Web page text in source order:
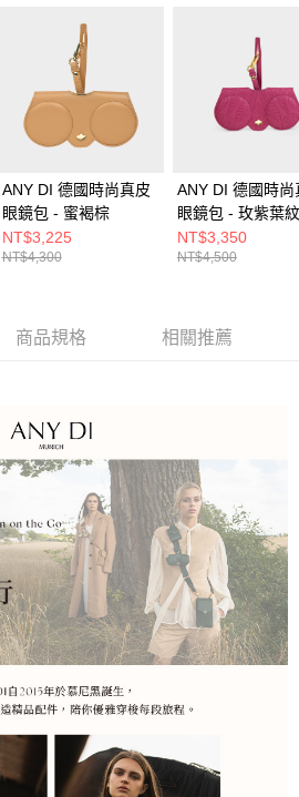
ANY DI 德國時尚真皮
眼鏡包 - 蜜褐棕
NT$3,225
NT$4,300
ANY DI 德國時尚
眼鏡包 - 玫紫葉紋
NT$3,350
NT$4,500
商品規格 相關推薦